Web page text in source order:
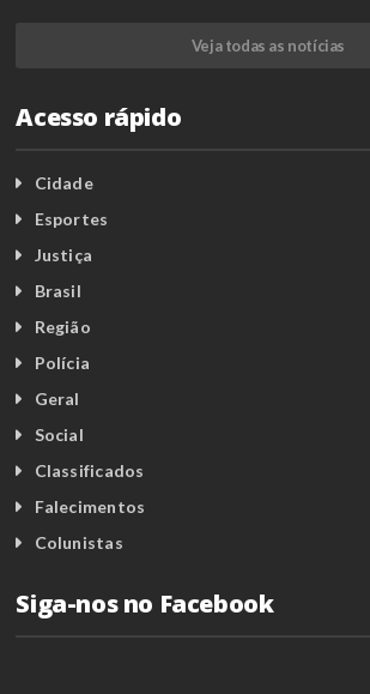
Veja todas as notícias
Acesso rápido
Cidade
Esportes
Justiça
Brasil
Região
Polícia
Geral
Social
Classificados
Falecimentos
Colunistas
Siga-nos no Facebook